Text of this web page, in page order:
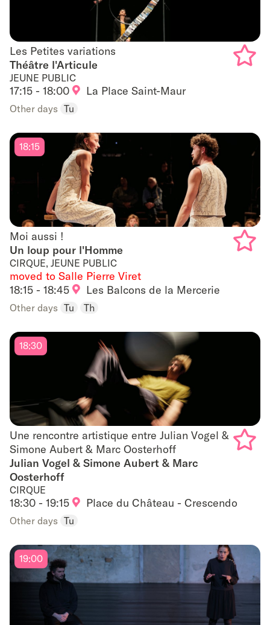
Les Petites variations
Les Petites variations
Théâtre l'Articule
JEUNE PUBLIC
17:15 - 18:00 La Place Saint-Maur
Other days Tu
Moi aussi !
Moi aussi !
Un loup pour l'Homme
CIRQUE, JEUNE PUBLIC
moved to Salle Pierre Viret
18:15 - 18:45
Les Balcons de la Mercerie
18:15
Other days Tu Th
Une rencontre artistique entre Julian Vogel &
Simone Aubert & Marc Oosterhoff
Une rencontre artistique entre Julian Vogel &
Simone Aubert & Marc Oosterhoff
Julian Vogel & Simone Aubert & Marc
Oosterhoff
CIRQUE
18:30 - 19:15 Place du Château - Crescendo
18:30
Other days Tu
19:00